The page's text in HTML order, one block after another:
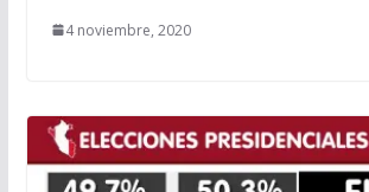
4 noviembre, 2020